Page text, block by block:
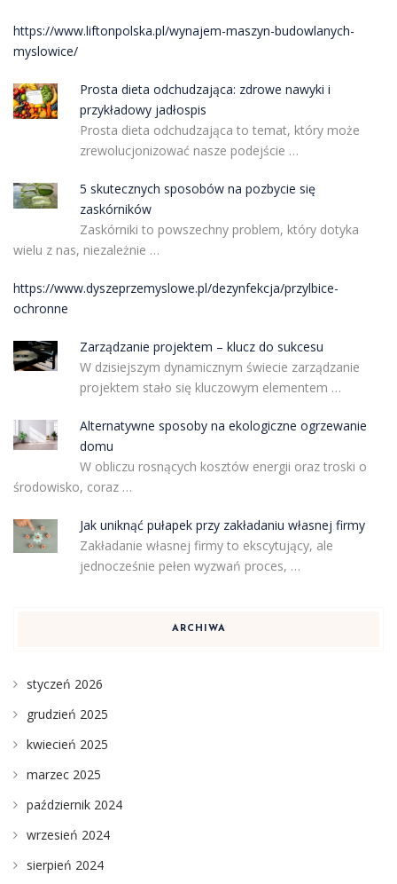
https://www.liftonpolska.pl/wynajem-maszyn-budowlanych-
myslowice/
Prosta dieta odchudzająca: zdrowe nawyki i
przykładowy jadłospis
Prosta dieta odchudzająca to temat, który może
zrewolucjonizować nasze podejście …
5 skutecznych sposobów na pozbycie się
zaskórników
Zaskórniki to powszechny problem, który dotyka
wielu z nas, niezależnie …
https://www.dyszeprzemyslowe.pl/dezynfekcja/przylbice-
ochronne
Zarządzanie projektem – klucz do sukcesu
W dzisiejszym dynamicznym świecie zarządzanie
projektem stało się kluczowym elementem …
Alternatywne sposoby na ekologiczne ogrzewanie
domu
W obliczu rosnących kosztów energii oraz troski o
środowisko, coraz …
Jak uniknąć pułapek przy zakładaniu własnej firmy
Zakładanie własnej firmy to ekscytujący, ale
jednocześnie pełen wyzwań proces, …
ARCHIWA
styczeń 2026
grudzień 2025
kwiecień 2025
marzec 2025
październik 2024
wrzesień 2024
sierpień 2024